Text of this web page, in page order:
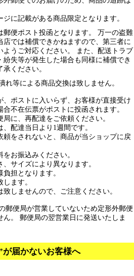
ジに記載がある商品限定となります。
郵便ポスト投函となります。 万一の盗難
店では補償できかねますので、第三者に
ようご対応ください。 また、配送トラブ
紛失等が発生した場合も同様に補償でき
ください。
れ等による商品交換は致しません。
、ポストに入いらず、お客様が直接受け
不在伝票がポストに投函されます。
に、再配達をご依頼ください。
配達当日より1週間です。
頼をされないと、商品が当ショップに戻
お振込みください。
サイズにより異なります。
担となります。
ます。
しませんので、ご注意ください。
郵便局が営業していないため定形外郵便
ん。 郵便局の翌営業日に発送いたしま
届かないお客様へ